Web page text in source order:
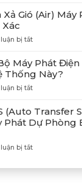
MGS2300R
Cảng
Gỡ
Và
Nối
Tác
Cùng
Tân
Giám
Mitsubishi
Heavy
Industries
Khẳng
Vị
Gió (Air) Máy
bị tắtở
Dẫn
Xả
Gió
(Air)
Phát
Điện
Bị
Dầu
Xác
Máy Phát Điện
Thống Này?
bị tắtở
Đồng
Bộ
Máy
Điện
(Auto Transfer
Phát Dự Phòng
bị tắtở
Điện